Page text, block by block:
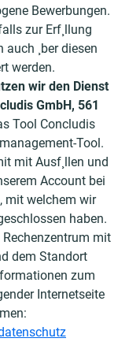
Bewerbungen.
zur Erf¸llung
¸ber diesen
werden.
wir den Dienst
GmbH, 561
Tool Concludis
Tool.
mit Ausf¸llen und
Account bei
mit welchem wir
haben.
mit
dem Standort
zum
Internetseite